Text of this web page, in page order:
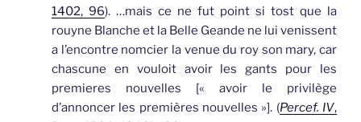
1402, 96). …mais ce ne fut point si tost que la
rouyne Blanche et la Belle Geande ne lui venissent
a l’encontre nomcier la venue du roy son mary, car
chascune en vouloit avoir lesgants pour les
premieres nouvelles [« avoir le privilège
d’annoncer les premières nouvelles »]. (Percef. IV,